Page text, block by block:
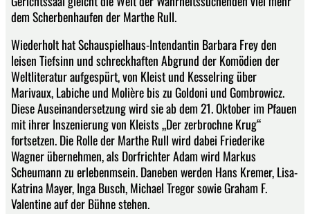
dem Scherbenhaufen der Marthe Rull.
Wiederholt hat Schauspielhaus-Intendantin Barbara Frey den
leisen Tiefsinn und schreckhaften Abgrund der Komödien der
Weltliteratur aufgespürt, von Kleist und Kesselring über
Marivaux, Labiche und Molière bis zu Goldoni und Gombrowicz.
Diese Auseinandersetzung wird sie ab dem 21. Oktober im Pfauen
mit ihrer Inszenierung von Kleists „Der zerbrochne Krug“
fortsetzen. Die Rolle der Marthe Rull wird dabei Friederike
Wagner übernehmen, als Dorfrichter Adam wird Markus
Scheumann zu erlebenmsein. Daneben werden Hans Kremer, Lisa-
Katrina Mayer, Inga Busch, Michael Tregor sowie Graham F.
Valentine auf der Bühne stehen.